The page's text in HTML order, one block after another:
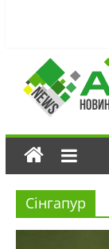
Сінгапур